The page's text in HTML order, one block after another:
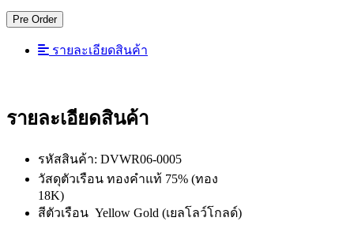
Pre Order
รายละเอียดสินค้า
รายละเอียดสินค้า
รหัสสินค้า: DVWR06-0005
วัสดุตัวเรือน ทองคำแท้ 75% (ทอง
18K)
สีตัวเรือน Yellow Gold (เยลโลว์โกลด์)